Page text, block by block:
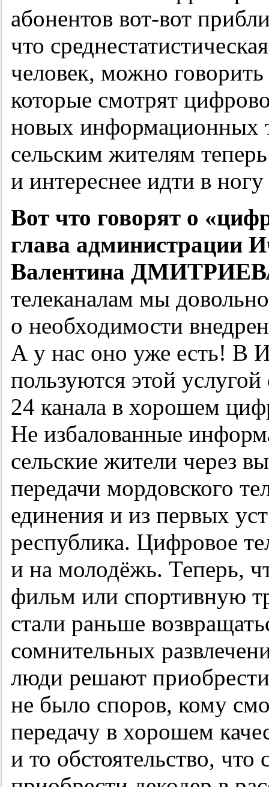
абонентов вот-вот
что
человек, можно
которые смотрят
новых информационных
сельским жителям
и интереснее идти в
Вот что говорят о
глава администрации
Валентина
телеканалам мы
о необходимости
А у нас оно уже есть! В
пользуются этой
24 канала в хорошем
Не избалованные
сельские жители через
передачи мордовского
единения и из первых
республика. Цифровое
и на молодёжь. Теперь,
фильм или спортивную
стали раньше
сомнительных
люди решают
не было споров, кому
передачу в хорошем
и то обстоятельство,